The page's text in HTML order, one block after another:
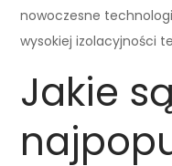
nowoczesne
wysokiej izolacyjności
Jakie są